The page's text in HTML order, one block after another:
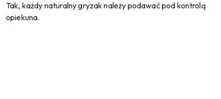
Tak, każdy naturalny gryzak należy podawać pod kontrolą
opiekuna.